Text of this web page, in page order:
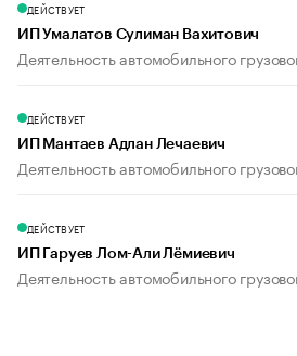
ДЕЙСТВУЕТ
ИП Умалатов Сулиман Вахитович
Деятельность автомобильного
ДЕЙСТВУЕТ
ИП Мантаев Адлан Лечаевич
Деятельность автомобильного
ДЕЙСТВУЕТ
ИП Гаруев Лом-Али Лёмиевич
Деятельность автомобильного